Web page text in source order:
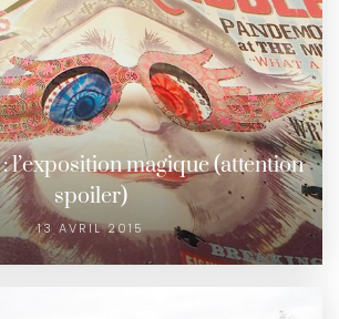
l’exposition magique (attention
spoiler)
13 AVRIL 2015